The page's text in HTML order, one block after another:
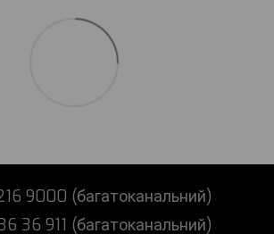
9000 (багатоканальний)
36 911 (багатоканальний)